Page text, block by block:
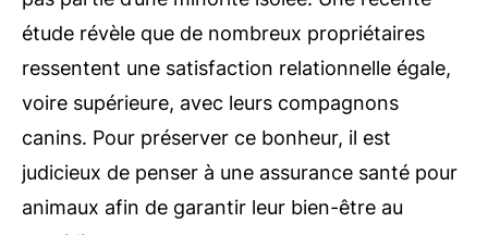
étude révèle que de nombreux propriétaires
ressentent une satisfaction relationnelle égale,
voire supérieure, avec leurs compagnons
canins. Pour préserver ce bonheur, il est
judicieux de penser à une assurance santé pour
animaux afin de garantir leur bien-être au